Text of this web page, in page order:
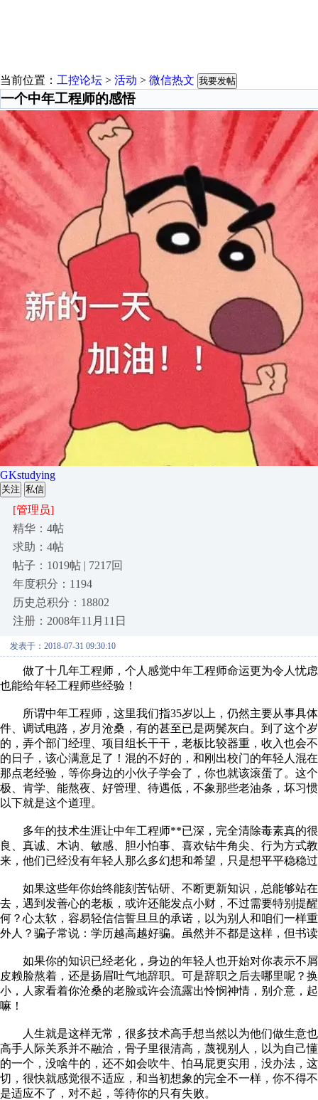
当前位置： 工控论坛 > 活动 > 微信热文 我要发帖
一个中年工程师的感悟
GKstudying
关注 私信
[管理员]
精华：4帖
求助：4帖
帖子：1019帖 | 7217回
年度积分：1194
历史总积分：18802
注册：2008年11月11日
发表于：2018-07-31 09:30:10
做了十几年工程师，个人感觉中年工程师命运更为令人忧
也能给年轻工程师些经验！
所谓中年工程师，这里我们指35岁以上，仍然主要从事具
件、调试电路，岁月沧桑，有的甚至已是两鬓灰白。到了这个
的，弄个部门经理、项目组长干干，老板比较器重，收入也会
的日子，该心满意足了！混的不好的，和刚出校门的年轻人混
那点老经验，等你身边的小伙子学会了，你也就该滚蛋了。这
极、肯学、能熬夜、好管理、待遇低，不象那些老油条，坏习
以下就是这个道理。
多年的技术生涯让中年工程师**已深，完全清除毒素真的很
良、真诚、木讷、敏感、胆小怕事、喜欢钻牛角尖、行为方
来，他们已经没有年轻人那么多幻想和希望，只是想平平稳稳
如果这些年你始终能刻苦钻研、不断更新知识，总能够站
去，遇到发善心的老板，或许还能发点小财，不过需要特别提
何？心太软，容易轻信信誓旦旦的承诺，以为别人和咱们一样
外人？骗子常说：学历越高越好骗。虽然并不都是这样，但书
如果你的知识已经老化，身边的年轻人也开始对你表示不
皮赖脸熬着，还是扬眉吐气地辞职。可是辞职之后去哪里呢？
小，人家看着你沧桑的老脸或许会流露出怜悯神情，别介意，
嘛！
人生就是这样无常，很多技术高手想当然以为他们做生意
高手人际关系并不融洽，骨子里很清高，蔑视别人，以为自己
的一个，没啥牛的，还不如会吹牛、怕马屁更实用，没办法，
切，很快就感觉很不适应，和当初想象的完全不一样，你不得
是适应不了，对不起，等待你的只有失败。